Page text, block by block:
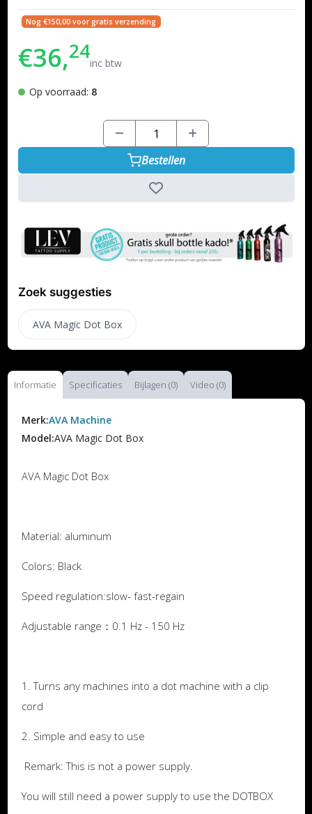
Nog €150,00 voor gratis verzending
€36,24inc btw
Op voorraad: 8
Bestellen
Zoek suggesties
AVA Magic Dot Box
Informatie Specificaties Bijlagen (0) Video (0)
Merk:AVA Machine
Model:AVA Magic Dot Box
AVA Magic Dot Box
Material: aluminum
Colors: Black
Speed regulation:slow- fast-regain
Adjustable range：0.1 Hz - 150 Hz
1. Turns any machines into a dot machine with a clip
cord
2. Simple and easy to use
Remark: This is not a power supply.
You will still need a power supply to use the DOTBOX